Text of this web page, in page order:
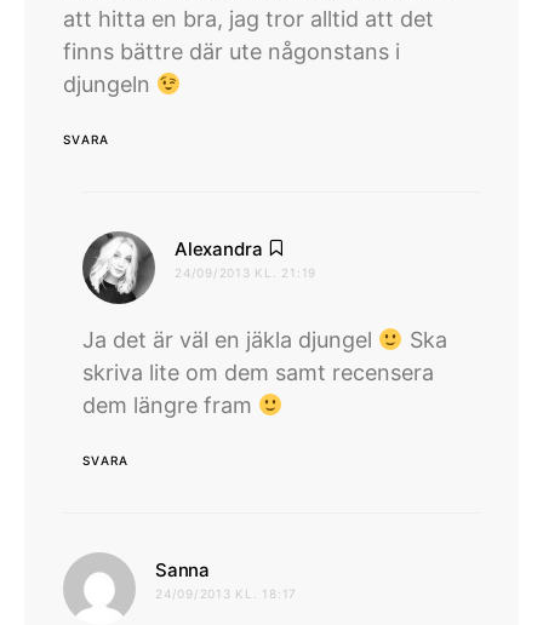
att hitta en bra, jag tror alltid att det
finns bättre där ute någonstans i
djungeln
SVARA
Alexandra
24/09/2013 KL. 21:19
Ja det är väl en jäkla djungel
Ska
skriva lite om dem samt recensera
dem längre fram
SVARA
Sanna
24/09/2013 KL. 18:17